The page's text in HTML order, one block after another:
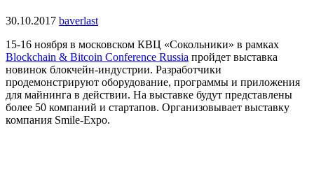
30.10.2017 baverlast
15-16 ноября в московском КВЦ «Сокольники» в рамках
Blockchain & Bitcoin Conference Russia пройдет выставка
новинок блокчейн-индустрии. Разработчики
продемонстрируют оборудование, программы и приложения
для майнинга в действии. На выставке будут представлены
более 50 компаний и стартапов. Организовывает выставку
компания Smile-Expo.